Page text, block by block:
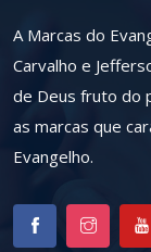
A Marcas do
Carvalho e
de Deus fruto do
as marcas que
Evangelho.